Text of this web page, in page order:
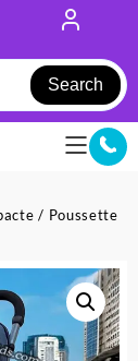
Search
/ Poussette